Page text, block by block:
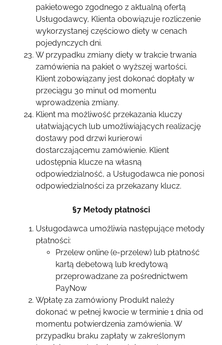
pakietowego zgodnego z aktualną ofertą
Usługodawcy, Klienta obowiązuje rozliczenie
wykorzystanej częściowo diety w cenach
pojedynczych dni.
W przypadku zmiany diety w trakcie trwania
zamówienia na pakiet o wyższej wartości,
Klient zobowiązany jest dokonać dopłaty w
przeciągu 30 minut od momentu
wprowadzenia zmiany.
Klient ma możliwość przekazania kluczy
ułatwiających lub umożliwiających realizację
dostawy pod drzwi kurierowi
dostarczającemu zamówienie. Klient
udostępnia klucze na własną
odpowiedzialność, a Usługodawca nie ponosi
odpowiedzialności za przekazany klucz.
§7 Metody płatności
Usługodawca umożliwia następujące metody
płatności:
Przelew online (e-przelew) lub płatność
kartą debetową lub kredytową
przeprowadzane za pośrednictwem
PayNow
Wpłatę za zamówiony Produkt należy
dokonać w pełnej kwocie w terminie 1 dnia od
momentu potwierdzenia zamówienia. W
przypadku braku zapłaty w zakreślonym